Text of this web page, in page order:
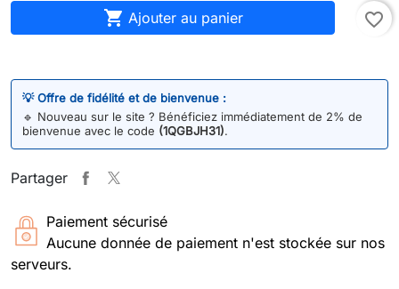
 Ajouter au panier favorite_border
💡 Offre de fidélité et de bienvenue :
🔹 Nouveau sur le site ? Bénéficiez immédiatement de 2% de
bienvenue avec le code (1QGBJH31).
Partager
Paiement sécurisé
Aucune donnée de paiement n'est stockée sur nos
serveurs.